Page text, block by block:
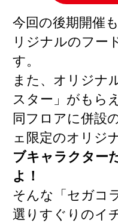
今回の後期開催
リジナルのフー
す。
また、オリジナ
スター」がもら
同フロアに併設
ェ限定のオリジ
ブキャラクター
よ！
そんな「セガコ
選りすぐりのイ